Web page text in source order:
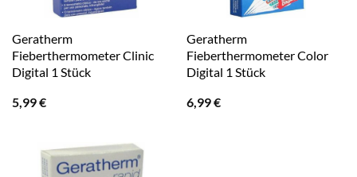
Geratherm
Fieberthermometer Clinic
Digital 1 Stück
5,99€
Geratherm
Fieberthermometer Color
Digital 1 Stück
6,99€